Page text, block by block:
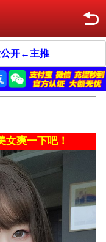
开←主推
爽一下吧！